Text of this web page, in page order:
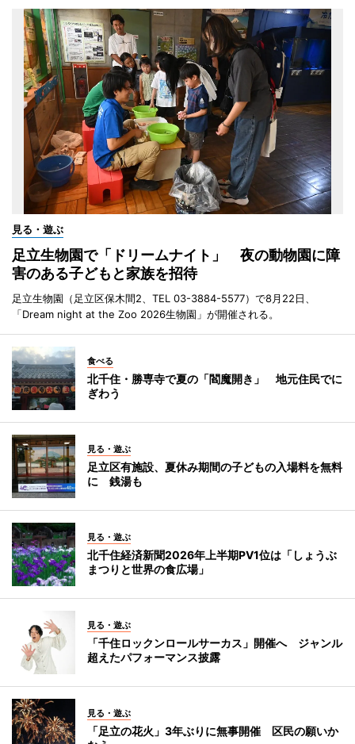
見る・遊ぶ
足立生物園で「ドリームナイト」 夜の動物園に障
害のある子どもと家族を招待
足立生物園（足立区保木間2、TEL 03-3884-5577）で8月22日、
「Dream night at the Zoo 2026生物園」が開催される。
食べる
北千住・勝専寺で夏の「閻魔開き」 地元住民でに
ぎわう
見る・遊ぶ
足立区有施設、夏休み期間の子どもの入場料を無料
に 銭湯も
見る・遊ぶ
北千住経済新聞2026年上半期PV1位は「しょうぶ
まつりと世界の食広場」
見る・遊ぶ
「千住ロックンロールサーカス」開催へ ジャンル
超えたパフォーマンス披露
見る・遊ぶ
「足立の花火」3年ぶりに無事開催 区民の願いか